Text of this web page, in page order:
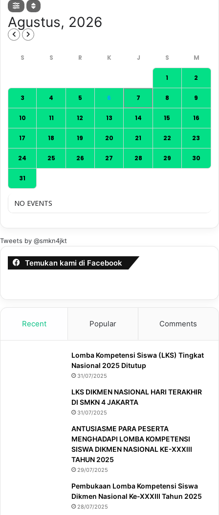
Agustus, 2026
1 2
3 4 5 6 7 8 9
10 11 12 13 14 15 16
17 18 19 20 21 22 23
24 25 26 27 28 29 30
31
NO EVENTS
Tweets by @smkn4jkt
Temukan kami di Facebook
Recent Popular Comments
Lomba Kompetensi Siswa (LKS) Tingkat
Nasional 2025 Ditutup
31/07/2025
LKS DIKMEN NASIONAL HARI TERAKHIR
DI SMKN 4 JAKARTA
31/07/2025
ANTUSIASME PARA PESERTA
MENGHADAPI LOMBA KOMPETENSI
SISWA DIKMEN NASIONAL KE-XXXIII
TAHUN 2025
29/07/2025
Pembukaan Lomba Kompetensi Siswa
Dikmen Nasional Ke-XXXIII Tahun 2025
28/07/2025